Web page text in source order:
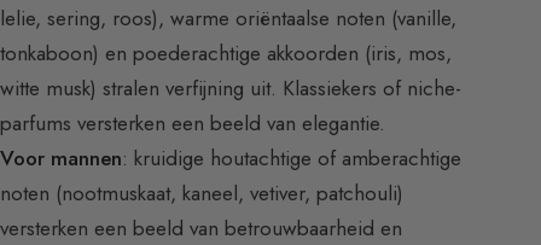
lelie, sering, roos), warme oriëntaalse noten (vanille,
tonkaboon) en poederachtige akkoorden (iris, mos,
witte musk) stralen verfijning uit. Klassiekers of niche-
parfums versterken een beeld van elegantie.
Voor mannen: kruidige houtachtige of amberachtige
noten (nootmuskaat, kaneel, vetiver, patchouli)
versterken een beeld van betrouwbaarheid en